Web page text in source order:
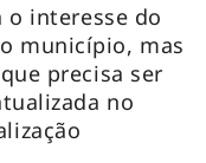
o interesse do
município, mas
precisa ser
no